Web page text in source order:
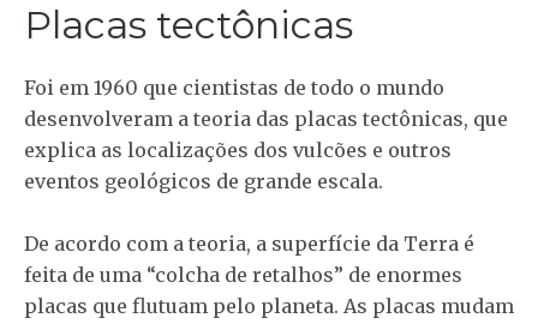
Placas tectônicas
Foi em 1960 que cientistas de todo o mundo
desenvolveram a teoria das placas tectônicas, que
explica as localizações dos vulcões e outros
eventos geológicos de grande escala.
De acordo com a teoria, a superfície da Terra é
feita de uma “colcha de retalhos” de enormes
placas que flutuam pelo planeta. As placas mudam